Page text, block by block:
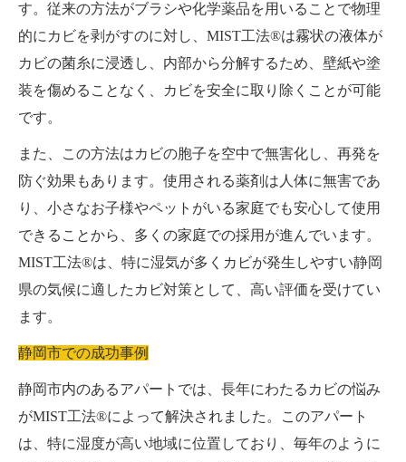
す。従来の方法がブラシや化学薬品を用いることで物理
的にカビを剥がすのに対し、MIST工法®は霧状の液体が
カビの菌糸に浸透し、内部から分解するため、壁紙や塗
装を傷めることなく、カビを安全に取り除くことが可能
です。
また、この方法はカビの胞子を空中で無害化し、再発を
防ぐ効果もあります。使用される薬剤は人体に無害であ
り、小さなお子様やペットがいる家庭でも安心して使用
できることから、多くの家庭での採用が進んでいます。
MIST工法®は、特に湿気が多くカビが発生しやすい静岡
県の気候に適したカビ対策として、高い評価を受けてい
ます。
静岡市での成功事例
静岡市内のあるアパートでは、長年にわたるカビの悩み
がMIST工法®によって解決されました。このアパート
は、特に湿度が高い地域に位置しており、毎年のように